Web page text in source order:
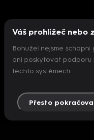
Nepodařilo
Váš prohlížeč nebo
Bohužel nejsme
ani poskytovat podporu
těchto systémech.
Přesto